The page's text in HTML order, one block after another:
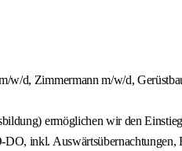
w/d, Zimmermann m/w/d,
ermöglichen wir den
inkl.